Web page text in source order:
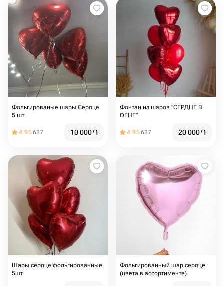
Фольгированые шары Сердце
5 шт
4.95637 10 000֏
Фонтан из шаров "СЕРДЦЕ В
ОГНЕ"
4.95637 20 000֏
Шары сердце фольгированные
5шт
Фольгированный шар сердце
(цвета в ассортименте)